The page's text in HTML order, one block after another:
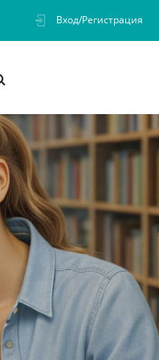
Вход/Регистрация